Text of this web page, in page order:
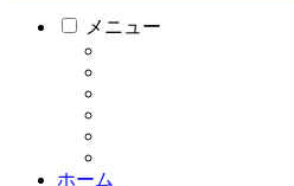
メニュー
ホーム